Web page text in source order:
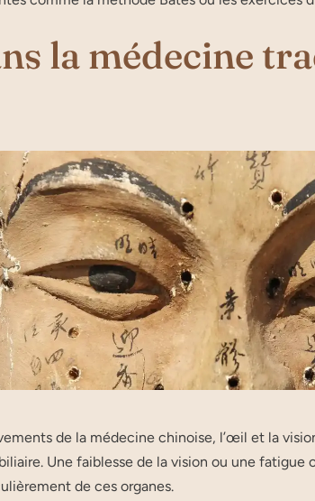
la médecine
de la médecine chinoise, l’œil et la
Une faiblesse de la vision ou une
de ces organes.